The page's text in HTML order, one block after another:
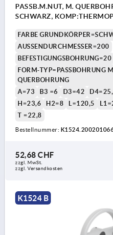
PASSB.M.NUT, M.
SCHWARZ,
FARBE
AUSSENDURCHMESSER=200
BEFESTIGUNGSBOHRUNG=20
FORM-TYP=PASSBOHRUNG
QUERBOHRUNG
A=73
B3 =6 D3=42
H=23,6
H2=8 L=120,5
T =22,8
Bestellnummer:
52,68 CHF
zzgl. MwSt.
zzgl. Versandkosten
K1524 B